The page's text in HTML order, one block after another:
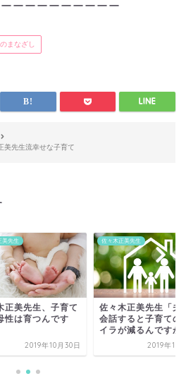
ーーーーーーーーー
まなざし
美先生流幸せな子育て
美先生
正美先生、子育て
性は育つんです
2019年10月30日
佐々木正美先生
佐々木正美先生「夫
会話すると子育ての
イラが減るんですか
2019年10